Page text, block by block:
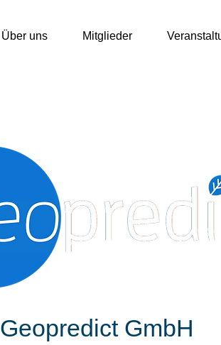
Über uns Mitglieder
Geopredict GmbH